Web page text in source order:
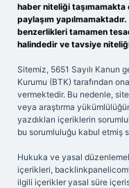
haber niteliği taşımamakta
paylaşım
benzerlikleri tamamen
halindedir ve tavsiye
Sitemiz, 5651 Sayılı Kanun
Kurumu (BTK) tarafından
vermektedir. Bu nedenle,
veya araştırma
yazdıkları içeriklerin
bu sorumluluğu kabul etmiş
Hukuka ve yasal
içerikleri,
ilgili içerikler yasal süre